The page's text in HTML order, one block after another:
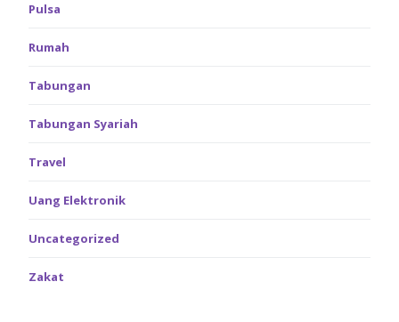
Pulsa
Rumah
Tabungan
Tabungan Syariah
Travel
Uang Elektronik
Uncategorized
Zakat